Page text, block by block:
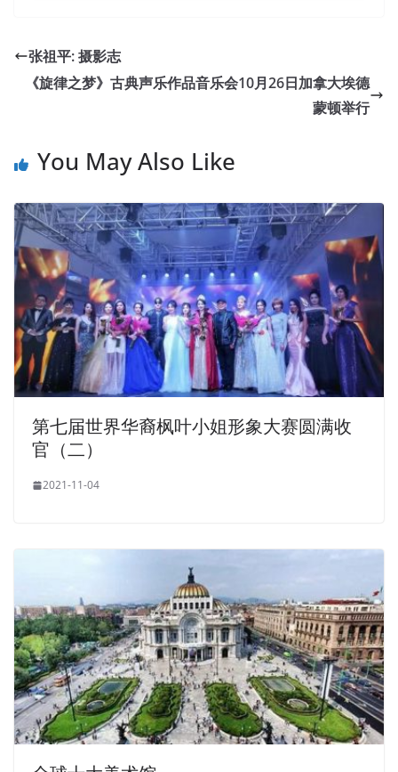
张祖平: 摄影志
《旋律之梦》古典声乐作品音乐会10月26日加拿大埃德
蒙顿举行
You May Also Like
第七届世界华裔枫叶小姐形象大赛圆满收
官（二）
2021-11-04